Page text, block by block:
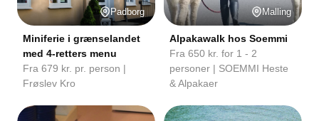
Padborg
Miniferie i grænselandet
med 4-retters menu
Fra 679 kr. pr. person |
Frøslev Kro
Malling
Alpakawalk hos Soemmi
Fra 650 kr. for 1 - 2
personer | SOEMMI Heste
& Alpakaer